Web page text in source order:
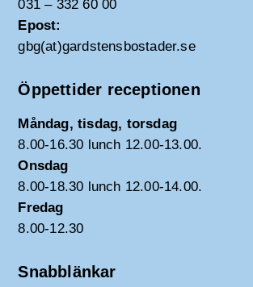
031 – 332 60 00
Epost:
gbg(at)gardstensbostader.se
Öppettider receptionen
Måndag, tisdag, torsdag
8.00-16.30 lunch 12.00-13.00.
Onsdag
8.00-18.30 lunch 12.00-14.00.
Fredag
8.00-12.30
Snabblänkar